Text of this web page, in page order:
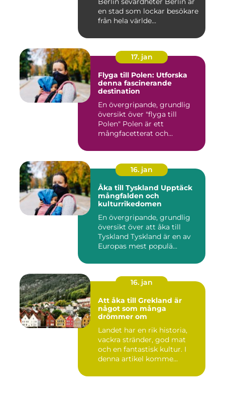
en stad som lockar besökare
från hela världe...
17. jan
Flyga till Polen: Utforska
denna fascinerande
destination
En övergripande, grundlig
översikt över "flyga till
Polen" Polen är ett
mångfacetterat och
16. jan
Åka till Tyskland Upptäck
mångfalden och
kulturrikedomen
En övergripande, grundlig
översikt över att åka till
Tyskland Tyskland är en av
Europas mest populä...
16. jan
Att åka till Grekland är
något som många
drömmer om
Landet har en rik historia,
vackra stränder, god mat
och en fantastisk kultur. I
denna artikel komme...